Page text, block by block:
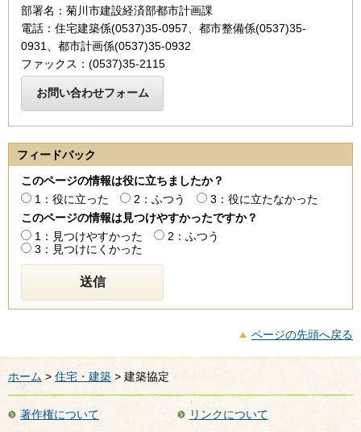
部署名：菊川市建設経済部都市計画課
電話：住宅建築係(0537)35-0957、都市整備係(0537)35-
0931、都市計画係(0537)35-0932
ファックス：(0537)35-2115
フィードバック
このページの情報は役に立ちましたか？
1：役に立った
2：ふつう
3：役に立たなかった
このページの情報は見つけやすかったですか？
1：見つけやすかった
2：ふつう
3：見つけにくかった
ページの先頭へ戻る
ホーム > 住宅・建築 > 建築協定
著作権について リンクについて